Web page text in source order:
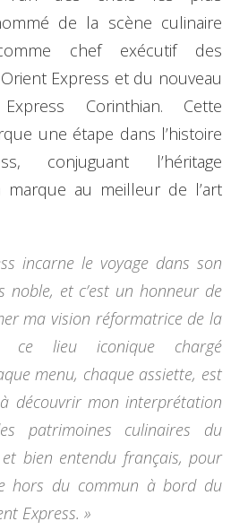
de la scène culinaire
chef exécutif des
Express et du nouveau
Corinthian. Cette
une étape dans l’histoire
conjuguant l’héritage
au meilleur de l’art
incarne le voyage dans son
noble, et c’est un honneur de
ma vision réformatrice de la
ce lieu iconique chargé
menu, chaque assiette, est
découvrir mon interprétation
patrimoines culinaires du
bien entendu français, pour
hors du commun à bord du
Express. »